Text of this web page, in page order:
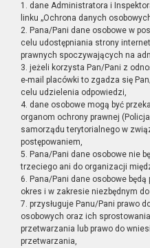
1. dane Administratora i
linku „Ochrona danych
2. Pana/Pani dane osobowe w
celu udostępniania strony
prawnych spoczywających na
3. jeżeli korzysta Pan/Pani z
e-mail placówki to zgadza się
celu udzielenia odpowiedzi,
4. dane osobowe mogą być
organom ochrony prawnej
samorządu terytorialnego w
postępowaniem,
5. Pana/Pani dane osobowe nie
trzeciego ani do organizacji
6. Pana/Pani dane osobowe
okres i w zakresie niezbędnym
7. przysługuje Panu/Pani prawo
osobowych oraz ich
przetwarzania lub prawo do
przetwarzania,